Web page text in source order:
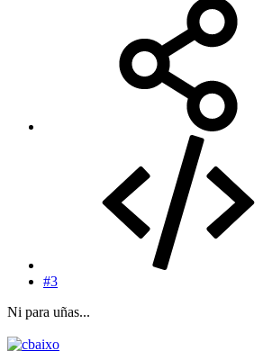
#3
Ni para uñas...